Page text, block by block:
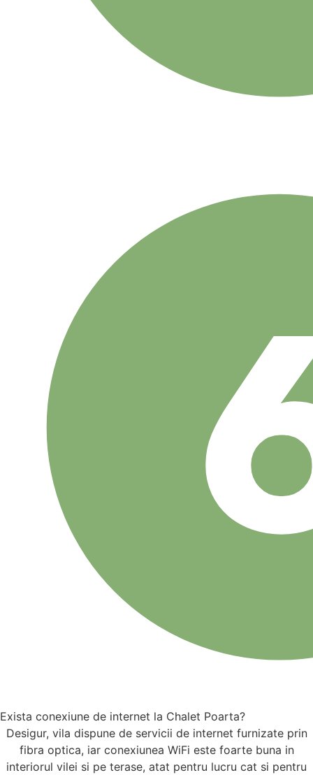
Exista conexiune de internet la Chalet Poarta?
Desigur, vila dispune de servicii de internet furnizate prin
fibra optica, iar conexiunea WiFi este foarte buna in
interiorul vilei si pe terase, atat pentru lucru cat si pentru